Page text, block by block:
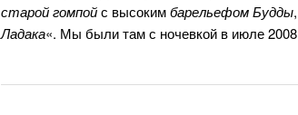
старой гомпойс высокимбарельефом Будды
Ладака«. Мы были там с ночевкой в июле